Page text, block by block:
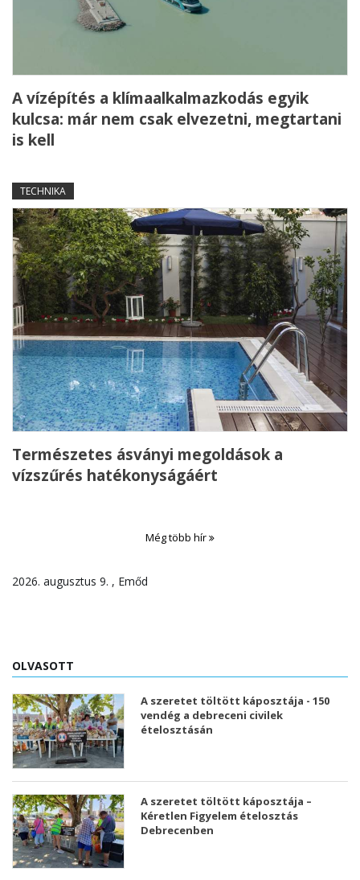
A vízépítés a klímaalkalmazkodás egyik
kulcsa: már nem csak elvezetni, megtartani
is kell
TECHNIKA
Természetes ásványi megoldások a
vízszűrés hatékonyságáért
Még több hír
2026. augusztus 9. , Emőd
OLVASOTT
A szeretet töltött káposztája - 150
vendég a debreceni civilek
ételosztásán
A szeretet töltött káposztája –
Kéretlen Figyelem ételosztás
Debrecenben